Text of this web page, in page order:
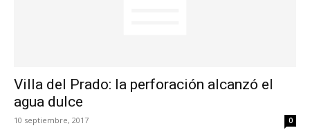
Villa del Prado: la perforación alcanzó el
agua dulce
10 septiembre, 2017 0